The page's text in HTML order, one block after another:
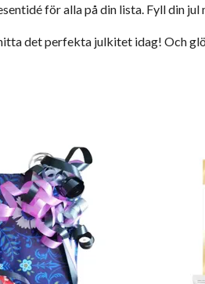
för alla på din lista. Fyll din
det perfekta julkitet idag! Och